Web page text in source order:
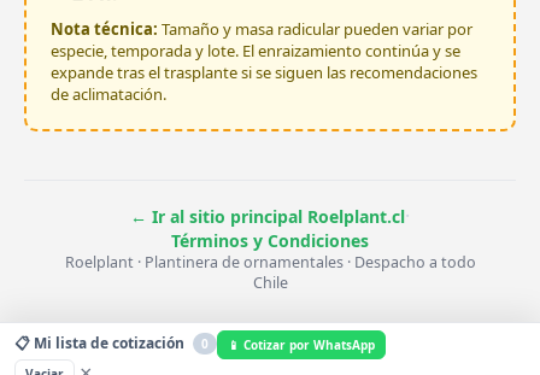
Nota técnica: Tamaño y masa radicular pueden variar por
especie, temporada y lote. El enraizamiento continúa y se
expande tras el trasplante si se siguen las recomendaciones
de aclimatación.
← Ir al sitio principal Roelplant.cl·
Términos y Condiciones
Roelplant · Plantinera de ornamentales · Despacho a todo
Chile
📋 Mi lista de cotización 0
📱 Cotizar por WhatsApp